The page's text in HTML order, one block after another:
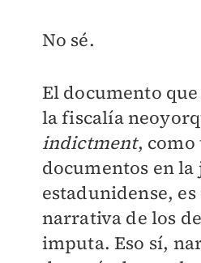
No sé.
El documento
la fiscalía
indictment, como
documentos en
estadunidense,
narrativa de los
imputa. Eso sí,